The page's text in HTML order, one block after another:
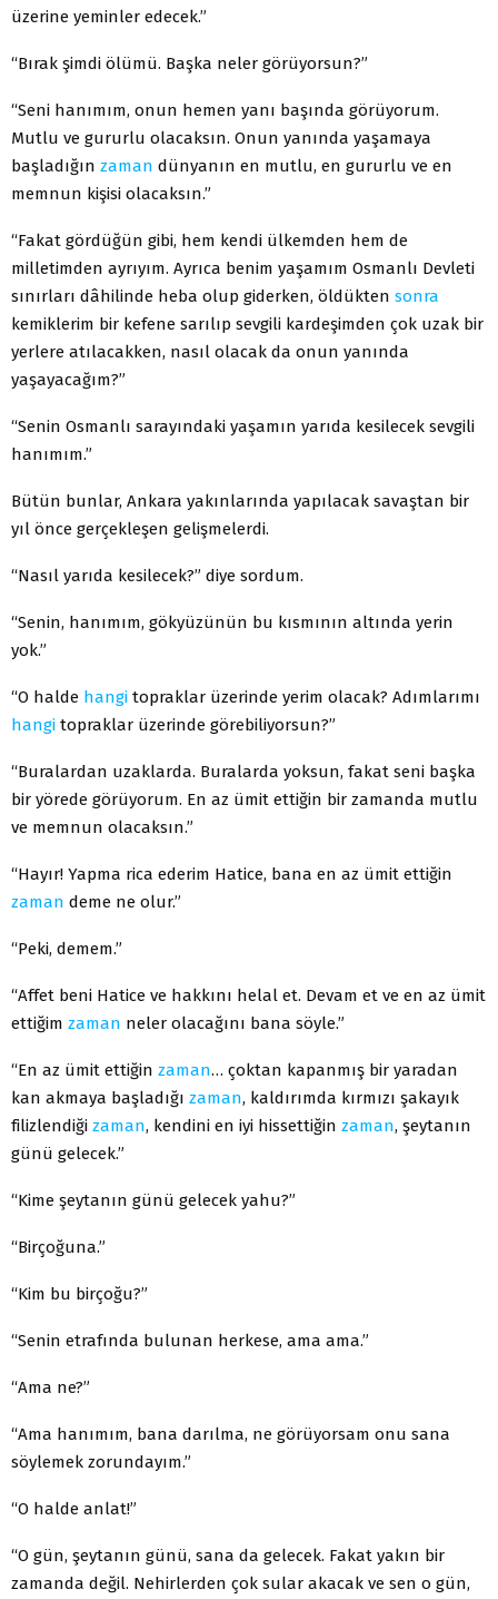
üzerine yeminler edecek.”
“Bırak şimdi ölümü. Başka neler görüyorsun?”
“Seni hanımım, onun hemen yanı başında görüyorum.
Mutlu ve gururlu olacaksın. Onun yanında yaşamaya
başladığın zaman dünyanın en mutlu, en gururlu ve en
memnun kişisi olacaksın.”
“Fakat gördüğün gibi, hem kendi ülkemden hem de
milletimden ayrıyım. Ayrıca benim yaşamım Osmanlı Devleti
sınırları dâhilinde heba olup giderken, öldükten sonra
kemiklerim bir kefene sarılıp sevgili kardeşimden çok uzak bir
yerlere atılacakken, nasıl olacak da onun yanında
yaşayacağım?”
“Senin Osmanlı sarayındaki yaşamın yarıda kesilecek sevgili
hanımım.”
Bütün bunlar, Ankara yakınlarında yapılacak savaştan bir
yıl önce gerçekleşen gelişmelerdi.
“Nasıl yarıda kesilecek?” diye sordum.
“Senin, hanımım, gökyüzünün bu kısmının altında yerin
yok.”
“O halde hangi topraklar üzerinde yerim olacak? Adımlarımı
hangi topraklar üzerinde görebiliyorsun?”
“Buralardan uzaklarda. Buralarda yoksun, fakat seni başka
bir yörede görüyorum. En az ümit ettiğin bir zamanda mutlu
ve memnun olacaksın.”
“Hayır! Yapma rica ederim Hatice, bana en az ümit ettiğin
zaman deme ne olur.”
“Peki, demem.”
“Affet beni Hatice ve hakkını helal et. Devam et ve en az ümit
ettiğim zaman neler olacağını bana söyle.”
“En az ümit ettiğin zaman… çoktan kapanmış bir yaradan
kan akmaya başladığı zaman, kaldırımda kırmızı şakayık
filizlendiği zaman, kendini en iyi hissettiğin zaman, şeytanın
günü gelecek.”
“Kime şeytanın günü gelecek yahu?”
“Birçoğuna.”
“Kim bu birçoğu?”
“Senin etrafında bulunan herkese, ama ama.”
“Ama ne?”
“Ama hanımım, bana darılma, ne görüyorsam onu sana
söylemek zorundayım.”
“O halde anlat!”
“O gün, şeytanın günü, sana da gelecek. Fakat yakın bir
zamanda değil. Nehirlerden çok sular akacak ve sen o gün,